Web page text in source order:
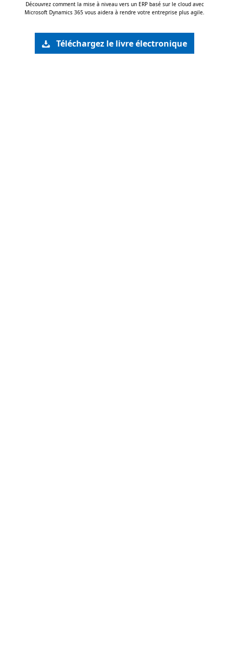
Découvrez comment la mise à niveau vers un ERP basé sur le cloud avec
Microsoft Dynamics 365 vous aidera à rendre votre entreprise plus agile.
Téléchargez le livre électronique